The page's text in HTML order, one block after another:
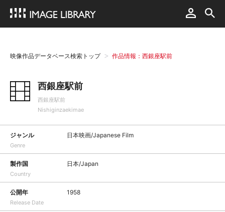
映像作品データベース検索トップ 作品情報：西銀座駅前
西銀座駅前
西銀座駅前
Nishiginzaekimae
ジャンル
Genre
日本映画/Japanese Film
製作国
Country
日本/Japan
公開年
Release Date
1958